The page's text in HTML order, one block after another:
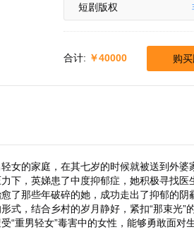
短剧版权
合计: 40000 购
女的家庭，在其七岁的时候就被送到外
下，英娣患了中度抑郁症，她积极寻找
了那些年破碎的她，成功走出了抑郁的
式，结合乡村的岁月静好，紧扣“那束光
“重男轻女”毒害中的女性，能够勇敢面对